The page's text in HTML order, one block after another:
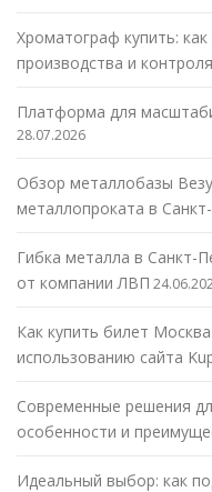
Хроматограф купить:
производства и
Платформа для
28.07.2026
Обзор металлобазы
металлопроката в
Гибка металла в Санкт-
от компании ЛВП
Как купить билет
использованию сайта
Современные решения
особенности и
Идеальный выбор: как